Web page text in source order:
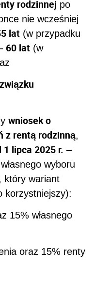
rodzinnej po
nie wcześniej
lat (w przypadku
60 lat (w
wniosek o
z rentą rodzinną,
lipca 2025 r. –
wyboru
który wariant
korzystniejszy):
15% własnego
oraz 15% renty